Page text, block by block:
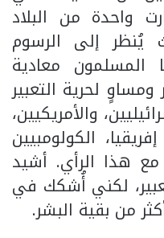
واحدة من البلاد
يُنظر إلى الرسوم
المسلمون معادية
ومساوٍ لحرية التعبير
والأمريكيين،
الكولومبيين
مع هذا الرأي. أشيد
لكني أُشكك في
من بقية البشر.